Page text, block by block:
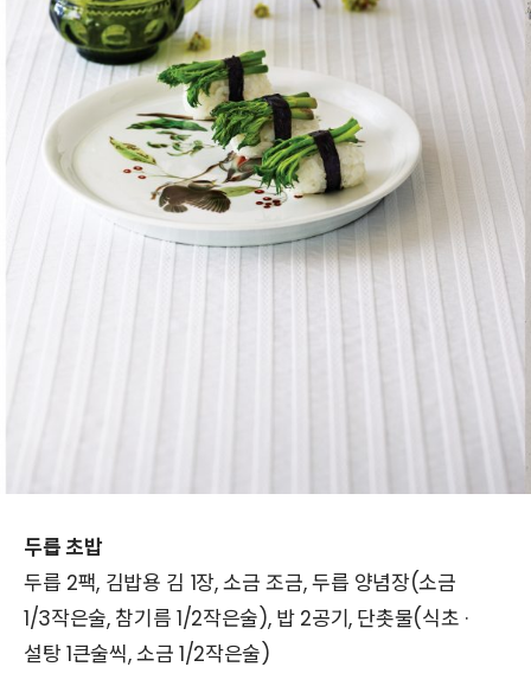
두릅 초밥
두릅 2팩, 김밥용 김 1장, 소금 조금, 두릅 양념장(소금
1/3작은술, 참기름 1/2작은술), 밥 2공기, 단촛물(식초 ·
설탕 1큰술씩, 소금 1/2작은술)